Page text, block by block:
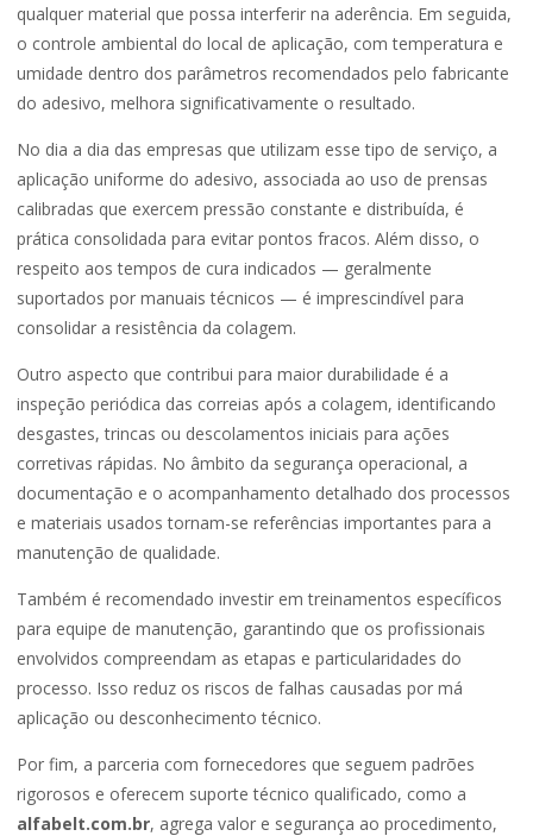
qualquer material que possa interferir na aderência. Em seguida,
o controle ambiental do local de aplicação, com temperatura e
umidade dentro dos parâmetros recomendados pelo fabricante
do adesivo, melhora significativamente o resultado.
No dia a dia das empresas que utilizam esse tipo de serviço, a
aplicação uniforme do adesivo, associada ao uso de prensas
calibradas que exercem pressão constante e distribuída, é
prática consolidada para evitar pontos fracos. Além disso, o
respeito aos tempos de cura indicados — geralmente
suportados por manuais técnicos — é imprescindível para
consolidar a resistência da colagem.
Outro aspecto que contribui para maior durabilidade é a
inspeção periódica das correias após a colagem, identificando
desgastes, trincas ou descolamentos iniciais para ações
corretivas rápidas. No âmbito da segurança operacional, a
documentação e o acompanhamento detalhado dos processos
e materiais usados tornam-se referências importantes para a
manutenção de qualidade.
Também é recomendado investir em treinamentos específicos
para equipe de manutenção, garantindo que os profissionais
envolvidos compreendam as etapas e particularidades do
processo. Isso reduz os riscos de falhas causadas por má
aplicação ou desconhecimento técnico.
Por fim, a parceria com fornecedores que seguem padrões
rigorosos e oferecem suporte técnico qualificado, como a
alfabelt.com.br, agrega valor e segurança ao procedimento,